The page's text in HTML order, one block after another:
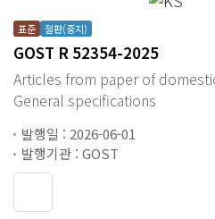
표준 절판(중지)
GOST R 52354-2025
Articles from paper of
General specifications
발행일 : 2026-06-01
발행기관 : GOST